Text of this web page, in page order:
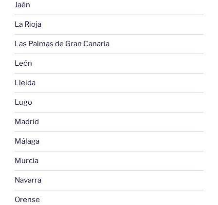
Jaén
La Rioja
Las Palmas de Gran Canaria
León
Lleida
Lugo
Madrid
Málaga
Murcia
Navarra
Orense